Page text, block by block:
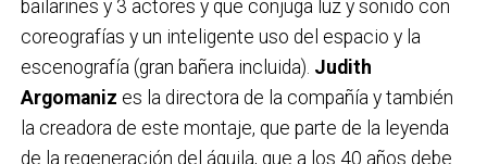
bailarines y 3 actores y que conjuga luz y sonido con
coreografías y un inteligente uso del espacio y la
escenografía (gran bañera incluida). Judith
Argomaniz es la directora de la compañía y también
la creadora de este montaje, que parte de la leyenda
de la regeneración del águila, que a los 40 años debe